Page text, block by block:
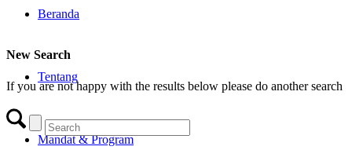
Beranda
Tentang
Mandat & Program
New Search
If you are not happy with the results below please do another search